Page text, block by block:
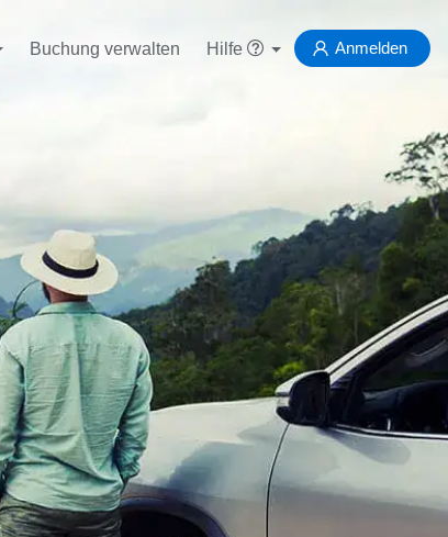
Buchung verwalten Hilfe Anmelden